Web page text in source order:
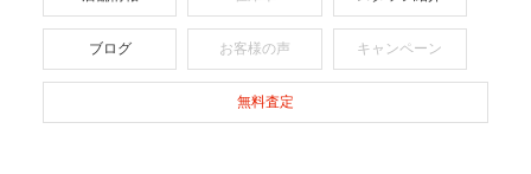
ブログ お客様の声 キャンペーン
無料査定